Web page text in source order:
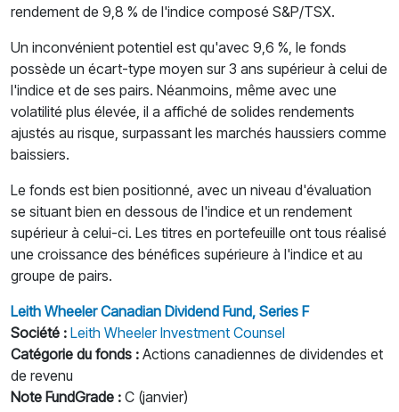
rendement de 9,8 % de l'indice composé S&P/TSX.
Un inconvénient potentiel est qu'avec 9,6 %, le fonds
possède un écart-type moyen sur 3 ans supérieur à celui de
l'indice et de ses pairs. Néanmoins, même avec une
volatilité plus élevée, il a affiché de solides rendements
ajustés au risque, surpassant les marchés haussiers comme
baissiers.
Le fonds est bien positionné, avec un niveau d'évaluation
se situant bien en dessous de l'indice et un rendement
supérieur à celui-ci. Les titres en portefeuille ont tous réalisé
une croissance des bénéfices supérieure à l'indice et au
groupe de pairs.
Leith Wheeler Canadian Dividend Fund, Series F
Société : Leith Wheeler Investment Counsel
Catégorie du fonds : Actions canadiennes de dividendes et
de revenu
Note FundGrade : C (janvier)